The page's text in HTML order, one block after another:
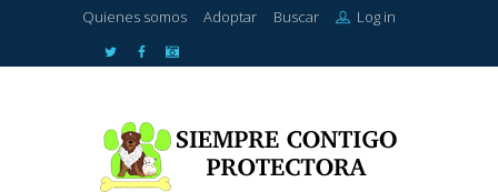
Quienes somos Adoptar Buscar Log in